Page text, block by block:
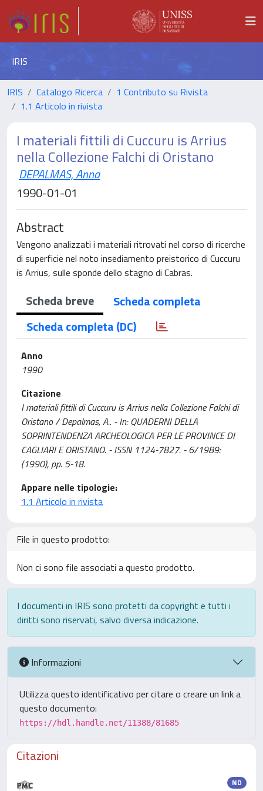
IRIS
IRIS Catalogo Ricerca
1 Contributo su Rivista
1.1 Articolo in rivista
I materiali fittili di Cuccuru is Arrius
nella Collezione Falchi di Oristano
DEPALMAS, Anna
1990-01-01
Abstract
Vengono analizzati i materiali ritrovati nel corso di ricerche
di superficie nel noto insediamento preistorico di Cuccuru
is Arrius, sulle sponde dello stagno di Cabras.
Scheda breve
Scheda completa
Scheda completa (DC)
Anno
1990
Citazione
I materiali fittili di Cuccuru is Arrius nella Collezione Falchi di
Oristano / Depalmas, A.. - In: QUADERNI DELLA
SOPRINTENDENZA ARCHEOLOGICA PER LE PROVINCE DI
CAGLIARI E ORISTANO. - ISSN 1124-7827. - 6/1989:
(1990), pp. 5-18.
Appare nelle tipologie:
1.1 Articolo in rivista
File in questo prodotto:
Non ci sono file associati a questo prodotto.
I documenti in IRIS sono protetti da copyright e tutti i
diritti sono riservati, salvo diversa indicazione.
Informazioni
Utilizza questo identificativo per citare o creare un link a
questo documento:
https://hdl.handle.net/11388/81685
Citazioni
ND